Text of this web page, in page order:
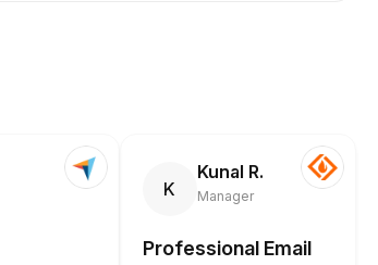
K
Kunal R.
Manager
Professional Email